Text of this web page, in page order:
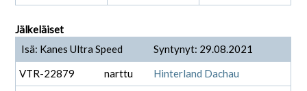
Jälkeläiset
Isä: Kanes Ultra Speed
Syntynyt: 29.08.2021
VTR-22879
narttu
Hinterland Dachau